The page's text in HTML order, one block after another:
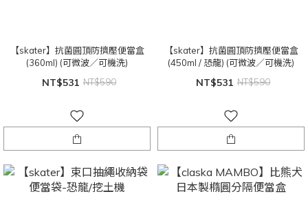
【skater】抗菌圓頂防擠壓便當盒
(360ml) (可微波／可機洗)
NT$531 NT$590
【skater】抗菌圓頂防擠壓便當盒
(450ml / 恐龍) (可微波／可機洗)
NT$531 NT$590